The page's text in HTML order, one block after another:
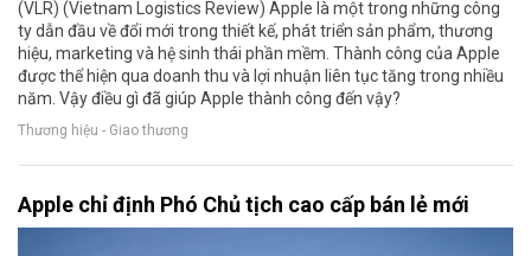
(VLR) (Vietnam Logistics Review) Apple là một trong những công
ty dẫn đầu về đổi mới trong thiết kế, phát triển sản phẩm, thương
hiệu, marketing và hệ sinh thái phần mềm. Thành công của Apple
được thể hiện qua doanh thu và lợi nhuận liên tục tăng trong nhiều
năm. Vậy điều gì đã giúp Apple thành công đến vậy?
Thương hiệu - Giao thương
Apple chỉ định Phó Chủ tịch cao cấp bán lẻ mới